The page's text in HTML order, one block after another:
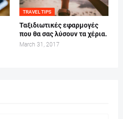
TRAVEL TIPS
Ταξιδιωτικές εφαρμογές
που θα σας λύσουν τα χέρια.
March 31, 2017